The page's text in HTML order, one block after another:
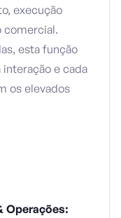
execução
comercial.
esta função
interação e cada
os elevados
Operações: